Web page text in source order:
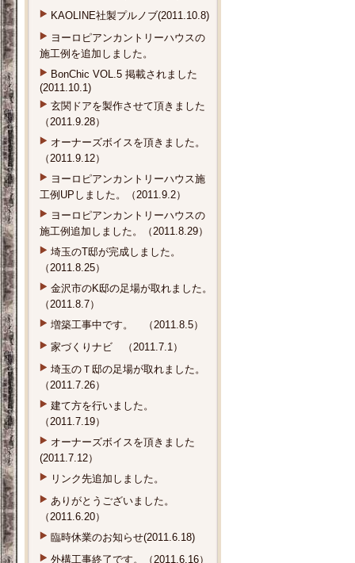
KAOLINE社製プルノブ(2011.10.8)
ヨーロピアンカントリーハウスの
施工例を追加しました。
BonChic VOL.5 掲載されました
(2011.10.1)
玄関ドアを製作させて頂きました
（2011.9.28）
オーナーズボイスを頂きました。
（2011.9.12）
ヨーロピアンカントリーハウス施
工例UPしました。（2011.9.2）
ヨーロピアンカントリーハウスの
施工例追加しました。（2011.8.29）
埼玉のT邸が完成しました。
（2011.8.25）
金沢市のK邸の足場が取れました。
（2011.8.7）
増築工事中です。 （2011.8.5）
家づくりナビ （2011.7.1）
埼玉のＴ邸の足場が取れました。
（2011.7.26）
建て方を行いました。
（2011.7.19）
オーナーズボイスを頂きました
(2011.7.12）
リンク先追加しました。
ありがとうございました。
（2011.6.20）
臨時休業のお知らせ(2011.6.18)
外構工事終了です。（2011.6.16）